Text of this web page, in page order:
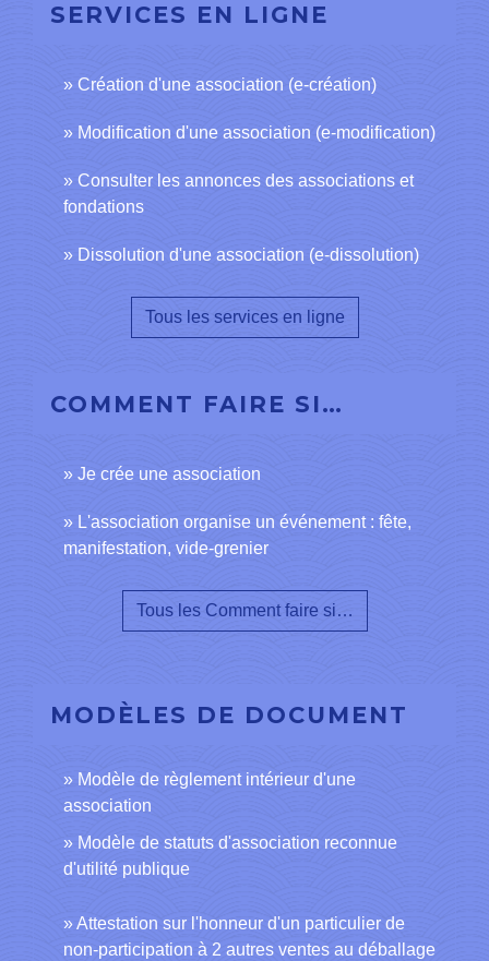
SERVICES EN LIGNE
Création d'une association (e-création)
Modification d'une association (e-modification)
Consulter les annonces des associations et
fondations
Dissolution d'une association (e-dissolution)
Tous les services en ligne
COMMENT FAIRE SI…
Je crée une association
L'association organise un événement : fête,
manifestation, vide-grenier
Tous les Comment faire si…
MODÈLES DE DOCUMENT
Modèle de règlement intérieur d'une
association
Modèle de statuts d'association reconnue
d'utilité publique
Attestation sur l'honneur d'un particulier de
non-participation à 2 autres ventes au déballage